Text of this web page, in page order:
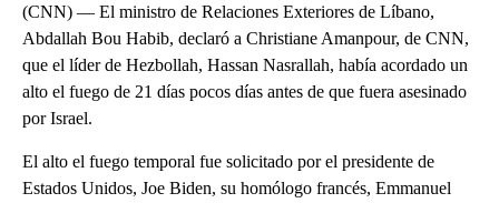
(CNN) — El ministro de Relaciones Exteriores de Líbano,
Abdallah Bou Habib, declaró a Christiane Amanpour, de CNN,
que el líder de Hezbollah, Hassan Nasrallah, había acordado un
alto el fuego de 21 días pocos días antes de que fuera asesinado
por Israel.
El alto el fuego temporal fue solicitado por el presidente de
Estados Unidos, Joe Biden, su homólogo francés, Emmanuel